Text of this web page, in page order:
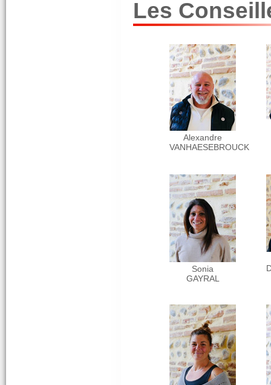
Les
Alexandre
VANHAESEBROUCK
Sonia
GAYRAL